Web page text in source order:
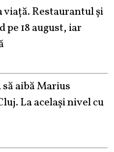
viață. Restaurantul și
pe 18 august, iar
aibă Marius
La același nivel cu